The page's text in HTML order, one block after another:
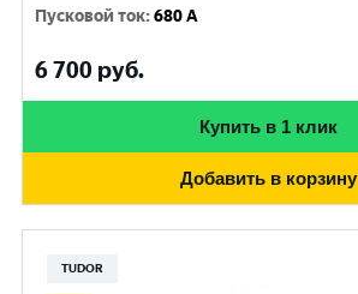
Пусковой ток:680 A
6 700 руб.
Купить в 1 клик
Добавить в корзину
TUDOR